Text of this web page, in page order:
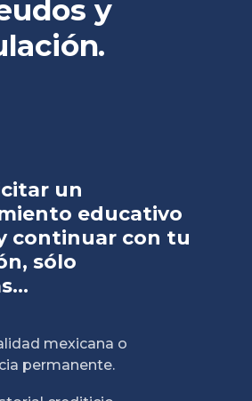
y
un
educativo
continuar con tu
sólo
mexicana o
permanente.